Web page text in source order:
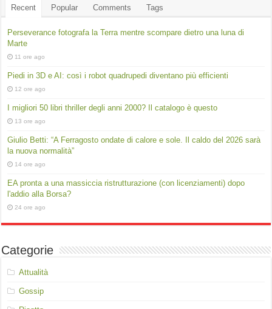
Recent Popular Comments Tags
Perseverance fotografa la Terra mentre scompare dietro una luna di
Marte
11 ore ago
Piedi in 3D e AI: così i robot quadrupedi diventano più efficienti
12 ore ago
I migliori 50 libri thriller degli anni 2000? Il catalogo è questo
13 ore ago
Giulio Betti: “A Ferragosto ondate di calore e sole. Il caldo del 2026 sarà
la nuova normalità”
14 ore ago
EA pronta a una massiccia ristrutturazione (con licenziamenti) dopo
l'addio alla Borsa?
24 ore ago
Categorie
Attualità
Gossip